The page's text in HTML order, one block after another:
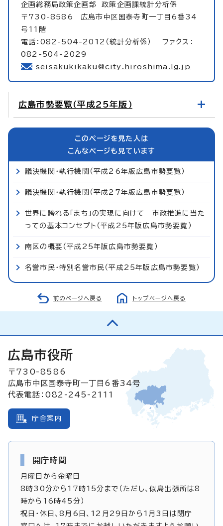
企画総務局政策企画部政策企画課統計分析係
〒730-8586 広島市中区国泰寺町一丁目6番34
号11階
電話：082-504-2012（統計分析係） ファクス：
082-504-2029
seisakukikaku@city.hiroshima.lg.jp
広島市勢要覧（平成25年版）
このページを見た人は
こんなページも見ています
議決機関・執行機関（平成26年版広島市勢要覧）
議決機関・執行機関（平成27年版広島市勢要覧）
世界に誇れる「まち」の実現に向けて 市政推進に当た
っての基本コンセプト（平成25年版広島市勢要覧）
南区の概要（平成25年版広島市勢要覧）
名誉市民・特別名誉市民（平成25年版広島市勢要覧）
前のページへ戻る トップページへ戻る
広島市役所
〒730-8586
広島市中区国泰寺町一丁目6番34号
代表電話：082-245-2111
庁舎案内
開庁時間
月曜日から金曜日
8時30分から17時15分まで（ただし、似島出張所は8
時から16時45分）
祝日・休日、8月6日、12月29日から1月3日は閉庁